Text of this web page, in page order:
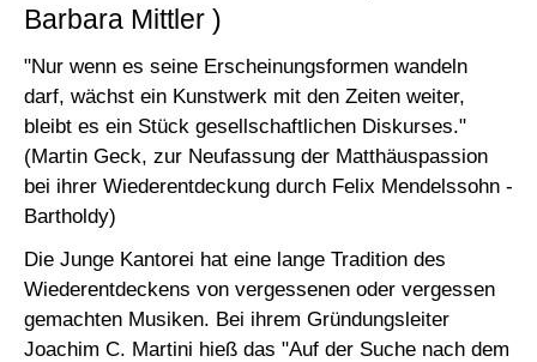
Barbara Mittler )
"Nur wenn es seine Erscheinungsformen wandeln
darf, wächst ein Kunstwerk mit den Zeiten weiter,
bleibt es ein Stück gesellschaftlichen Diskurses."
(Martin Geck, zur Neufassung der Matthäuspassion
bei ihrer Wiederentdeckung durch Felix Mendelssohn ­
Bartholdy)
Die Junge Kantorei hat eine lange Tradition des
Wiederentdeckens von vergessenen oder vergessen
ge­machten Musiken. Bei ihrem Gründungsleiter
Joachim C. Martini hieß das "Auf der Suche nach dem